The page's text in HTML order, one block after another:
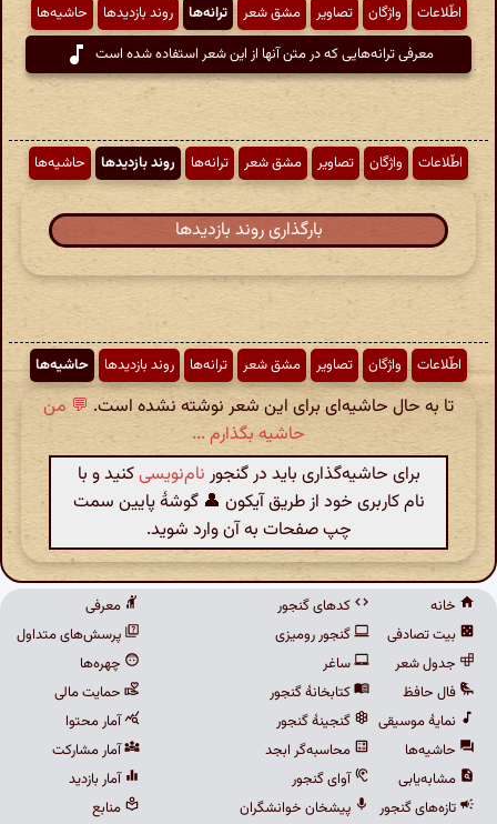
اطّلاعات واژگان تصاویر مشق شعر ترانه‌ها روند بازدیدها
حاشیه‌ها
معرفی ترانه‌هایی که در متن آنها از این شعر استفاده شده است
اطّلاعات واژگان تصاویر مشق شعر ترانه‌ها روند بازدیدها حاشیه‌ها
بارگذاری روند بازدیدها
اطّلاعات واژگان تصاویر مشق شعر ترانه‌ها روند بازدیدها حاشیه‌ها
تا به حال حاشیه‌ای برای این شعر نوشته نشده است. 💬 من
حاشیه بگذارم ...
برای حاشیه‌گذاری باید در گنجور نام‌نویسیکنید و با
نام کاربری خود از طریق آیکون 👤 گوشهٔ پایین سمت
چپ صفحات به آن وارد شوید.
خانه
بیت تصادفی
جدول شعر
فال حافظ
نمایهٔ موسیقی
حاشیه‌ها
مشابه‌یابی
تازه‌های گنجور
کدهای گنجور
گنجور رومیزی
ساغر
کتابخانهٔ گنجور
گنجینهٔ گنجور
محاسبه‌گر ابجد
آوای گنجور
پیشخان خوانشگران
معرفی
پرسش‌های متداول
چهره‌ها
حمایت مالی
آمار محتوا
آمار مشارکت
آمار بازدید
منابع